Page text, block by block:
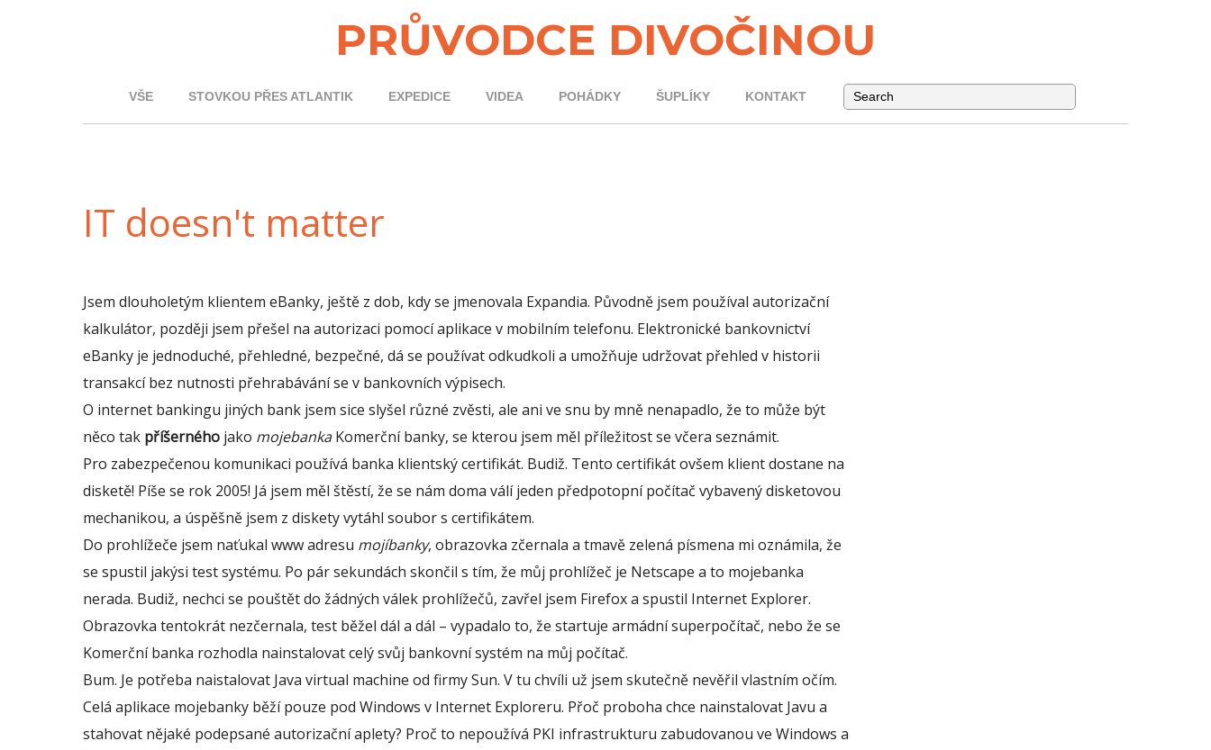
PRŮVODCE DIVOČINOU
VŠE STOVKOU PŘES ATLANTIK EXPEDICE VIDEA POHÁDKY ŠUPLÍKY KONTAKT
IT doesn't matter
Jsem dlouholetým klientem eBanky, ještě z dob, kdy se jmenovala Expandia. Původně jsem používal autorizační
kalkulátor, později jsem přešel na autorizaci pomocí aplikace v mobilním telefonu. Elektronické bankovnictví
eBanky je jednoduché, přehledné, bezpečné, dá se používat odkudkoli a umožňuje udržovat přehled v historii
transakcí bez nutnosti přehrabávání se v bankovních výpisech.
O internet bankingu jiných bank jsem sice slyšel různé zvěsti, ale ani ve snu by mně nenapadlo, že to může být
něco tak příšerného jako mojebankaKomerční banky, se kterou jsem měl příležitost se včera seznámit.
Pro zabezpečenou komunikaci používá banka klientský certifikát. Budiž. Tento certifikát ovšem klient dostane na
disketě! Píše se rok 2005! Já jsem měl štěstí, že se nám doma válí jeden předpotopní počítač vybavený disketovou
mechanikou, a úspěšně jsem z diskety vytáhl soubor s certifikátem.
Do prohlížeče jsem naťukal www adresu mojíbanky, obrazovka zčernala a tmavě zelená písmena mi oznámila, že
se spustil jakýsi test systému. Po pár sekundách skončil s tím, že můj prohlížeč je Netscape a to mojebanka
nerada. Budiž, nechci se pouštět do žádných válek prohlížečů, zavřel jsem Firefox a spustil Internet Explorer.
Obrazovka tentokrát nezčernala, test běžel dál a dál – vypadalo to, že startuje armádní superpočítač, nebo že se
Komerční banka rozhodla nainstalovat celý svůj bankovní systém na můj počítač.
Bum. Je potřeba naistalovat Java virtual machine od firmy Sun. V tu chvíli už jsem skutečně nevěřil vlastním očím.
Celá aplikace mojebanky běží pouze pod Windows v Internet Exploreru. Přoč proboha chce nainstalovat Javu a
stahovat nějaké podepsané autorizační aplety? Proč to nepoužívá PKI infrastrukturu zabudovanou ve Windows a